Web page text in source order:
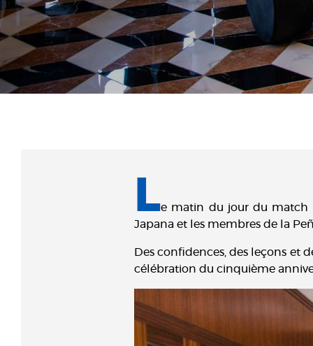
Le matin du jour du match
Japana et les membres de la
Des confidences, des leçons et
célébration du cinquième